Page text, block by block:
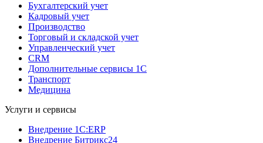
Бухгалтерский учет
Кадровый учет
Производство
Торговый и складской учет
Управленческий учет
CRM
Дополнительные сервисы 1С
Транспорт
Медицина
Услуги и сервисы
Внедрение 1С:ERP
Внедрение Битрикс24